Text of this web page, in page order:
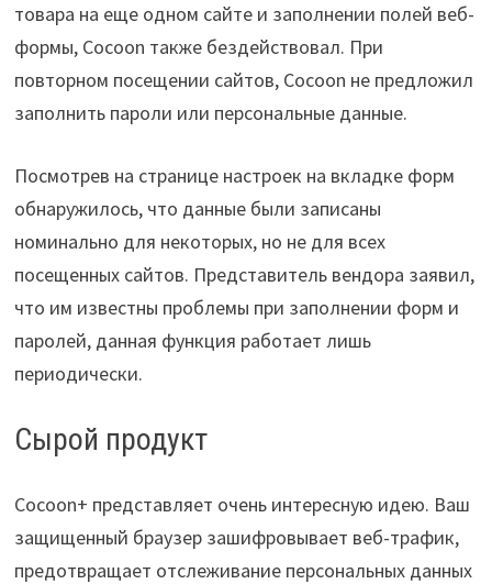
товара на еще одном сайте и заполнении полей веб-
формы, Cocoon также бездействовал. При
повторном посещении сайтов, Cocoon не предложил
заполнить пароли или персональные данные.
Посмотрев на странице настроек на вкладке форм
обнаружилось, что данные были записаны
номинально для некоторых, но не для всех
посещенных сайтов. Представитель вендора заявил,
что им известны проблемы при заполнении форм и
паролей, данная функция работает лишь
периодически.
Сырой продукт
Cocoon+ представляет очень интересную идею. Ваш
защищенный браузер зашифровывает веб-трафик,
предотвращает отслеживание персональных данных